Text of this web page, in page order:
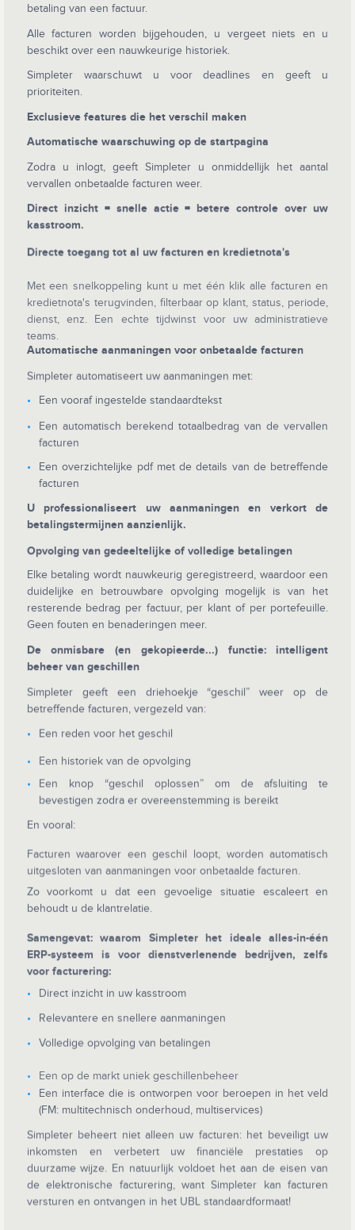
betaling van een factuur.
Alle facturen worden bijgehouden, u vergeet niets en u
beschikt over een nauwkeurige historiek.
Simpleter waarschuwt u voor deadlines en geeft u
prioriteiten.
Exclusieve features die het verschil maken
Automatische waarschuwing op de startpagina
Zodra u inlogt, geeft Simpleter u onmiddellijk het aantal
vervallen onbetaalde facturen weer.
Direct inzicht = snelle actie = betere controle over uw
kasstroom.
Directe toegang tot al uw facturen en kredietnota's
Met een snelkoppeling kunt u met één klik alle facturen en
kredietnota's terugvinden, filterbaar op klant, status, periode,
dienst, enz. Een echte tijdwinst voor uw administratieve
teams.
Automatische aanmaningen voor onbetaalde facturen
Simpleter automatiseert uw aanmaningen met:
Een vooraf ingestelde standaardtekst
Een automatisch berekend totaalbedrag van de vervallen
facturen
Een overzichtelijke pdf met de details van de betreffende
facturen
U professionaliseert uw aanmaningen en verkort de
betalingstermijnen aanzienlijk.
Opvolging van gedeeltelijke of volledige betalingen
Elke betaling wordt nauwkeurig geregistreerd, waardoor een
duidelijke en betrouwbare opvolging mogelijk is van het
resterende bedrag per factuur, per klant of per portefeuille.
Geen fouten en benaderingen meer.
De onmisbare (en gekopieerde...) functie: intelligent
beheer van geschillen
Simpleter geeft een driehoekje “geschil” weer op de
betreffende facturen, vergezeld van:
Een reden voor het geschil
Een historiek van de opvolging
Een knop “geschil oplossen” om de afsluiting te
bevestigen zodra er overeenstemming is bereikt
En vooral:
Facturen waarover een geschil loopt, worden automatisch
uitgesloten van aanmaningen voor onbetaalde facturen.
Zo voorkomt u dat een gevoelige situatie escaleert en
behoudt u de klantrelatie.
Samengevat: waarom Simpleter het ideale alles-in-één
ERP-systeem is voor dienstverlenende bedrijven, zelfs
voor facturering:
Direct inzicht in uw kasstroom
Relevantere en snellere aanmaningen
Volledige opvolging van betalingen
Een op de markt uniek geschillenbeheer
Een interface die is ontworpen voor beroepen in het veld
(FM: multitechnisch onderhoud, multiservices)
Simpleter beheert niet alleen uw facturen: het beveiligt uw
inkomsten en verbetert uw financiële prestaties op
duurzame wijze. En natuurlijk voldoet het aan de eisen van
de elektronische facturering, want Simpleter kan facturen
versturen en ontvangen in het UBL standaardformaat!